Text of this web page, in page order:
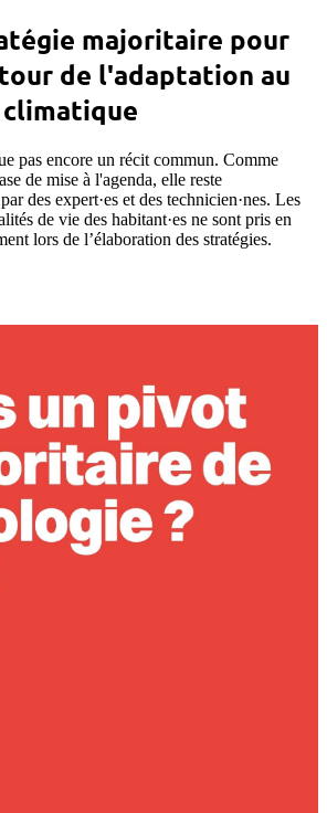
majoritaire pour
de l'adaptation au
pas encore un récit commun. Comme
de mise à l'agenda, elle reste
des expert·es et des technicien·nes. Les
de vie des habitant·es ne sont pris en
lors de l’élaboration des stratégies.